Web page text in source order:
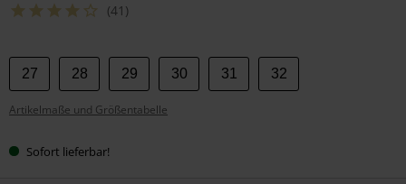
(41)
Wähle
deine
Größe
27 28 29 30 31 32
Artikelmaße und Größentabelle
Sofort lieferbar!